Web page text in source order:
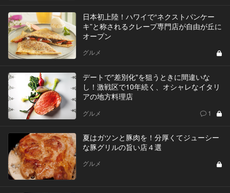
日本初上陸！ハワイで“ネクストパンケー
キ”と称されるクレープ専門店が自由が丘に
オープン
グルメ
デートで"差別化"を狙うときに間違いな
し！激戦区で10年続く、オシャレなイタリ
アの地方料理店
グルメ 1
夏はガツンと豚肉を！分厚くてジューシー
な豚グリルの旨い店４選
グルメ